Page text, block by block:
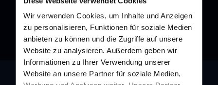
Wir verwenden Cookies, um Inhalte und Anzeigen
zu personalisieren, Funktionen für soziale Medien
anbieten zu können und die Zugriffe auf unsere
Website zu analysieren. Außerdem geben wir
Informationen zu Ihrer Verwendung unserer
Website an unsere Partner für soziale Medien,